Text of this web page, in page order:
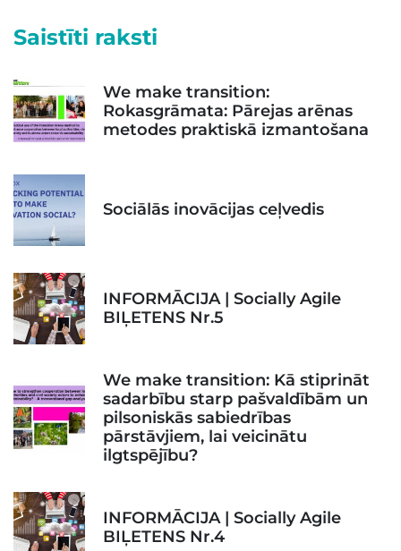
Saistīti raksti
We make transition:
Rokasgrāmata: Pārejas arēnas
metodes praktiskā izmantošana
Sociālās inovācijas ceļvedis
INFORMĀCIJA | Socially Agile
BIĻETENS Nr.5
We make transition: Kā stiprināt
sadarbību starp pašvaldībām un
pilsoniskās sabiedrības
pārstāvjiem, lai veicinātu
ilgtspējību?
INFORMĀCIJA | Socially Agile
BIĻETENS Nr.4